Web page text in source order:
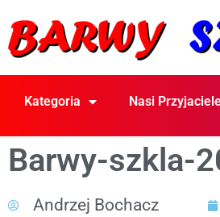
Kategoria Nasi
Barwy-szkla-
Andrzej Bochacz